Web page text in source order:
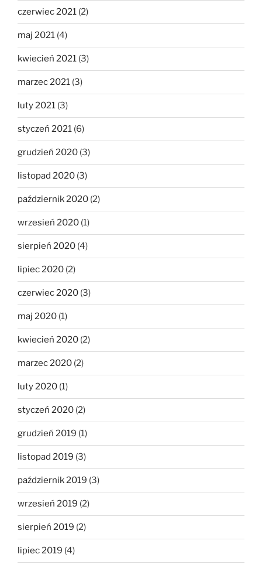
czerwiec 2021 (2)
maj 2021 (4)
kwiecień 2021 (3)
marzec 2021 (3)
luty 2021 (3)
styczeń 2021 (6)
grudzień 2020 (3)
listopad 2020 (3)
październik 2020 (2)
wrzesień 2020 (1)
sierpień 2020 (4)
lipiec 2020 (2)
czerwiec 2020 (3)
maj 2020 (1)
kwiecień 2020 (2)
marzec 2020 (2)
luty 2020 (1)
styczeń 2020 (2)
grudzień 2019 (1)
listopad 2019 (3)
październik 2019 (3)
wrzesień 2019 (2)
sierpień 2019 (2)
lipiec 2019 (4)